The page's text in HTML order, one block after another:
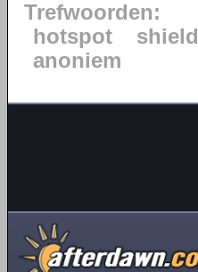
Trefwoorden:
hotspot
shield
anoniem